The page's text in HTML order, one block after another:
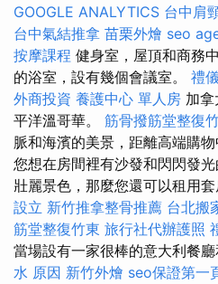
GOOGLE ANALYTICS 台中肩
台中氣結推拿 苗栗外燴 seo
按摩課程 健身室，屋頂和商務
的浴室，設有幾個會議室。 禮
外商投資 養護中心 單人房 加
平洋溫哥華。 筋骨撥筋堂整復
脈和海濱的美景，距離高端購
您想在房間裡有沙發和閃閃發
壯麗景色，那麼您還可以租用套
設立 新竹推拿整骨推薦 台北搬
筋堂整復竹東 旅行社代辦護照
當場設有一家很棒的意大利餐廳
水 原因 新竹外燴 seo保證第一